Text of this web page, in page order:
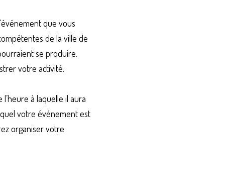
que vous
de la ville de
se produire.
votre activité.
à laquelle il aura
votre événement est
organiser votre